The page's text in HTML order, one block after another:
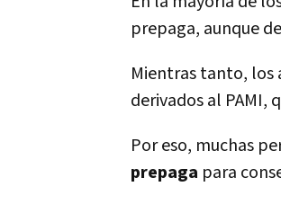
prepaga, aunque
Mientras tanto, los
derivados al PAMI,
Por eso, muchas
prepaga para